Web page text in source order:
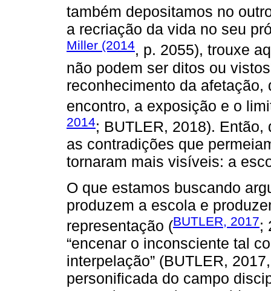
também depositamos no
a recriação da vida no seu
Miller (2014, p. 2055), trouxe
não podem ser ditos ou
reconhecimento da
encontro, a exposição e o
2014; BUTLER, 2018).
as contradições que
tornaram mais visíveis: a
O que estamos buscando
produzem a escola e
representação (BUTLER, 2017;
“encenar o inconsciente tal
interpelação” (BUTLER,
personificada do campo